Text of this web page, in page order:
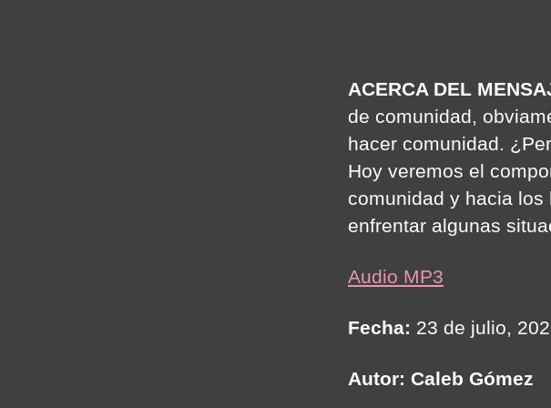
ACERCA DEL
de comunidad,
hacer comunidad.
Hoy veremos el
comunidad y hacia
enfrentar algunas
Audio MP3
Fecha: 23 de julio,
Autor: Caleb Gómez